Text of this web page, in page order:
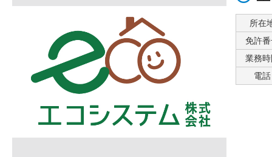
所在
免許
業務
電話